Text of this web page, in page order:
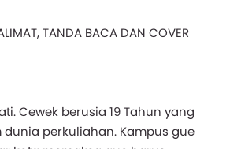
TANDA BACA DAN COVER
Cewek berusia 19 Tahun yang
perkuliahan. Kampus gue